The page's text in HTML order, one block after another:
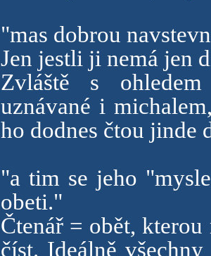
"mas dobrou
Jen jestli ji nemá jen
Zvláště s
uznávané i
ho dodnes čtou jinde
"a tim se jeho
obeti."
Čtenář = obět,
číst. Ideálně